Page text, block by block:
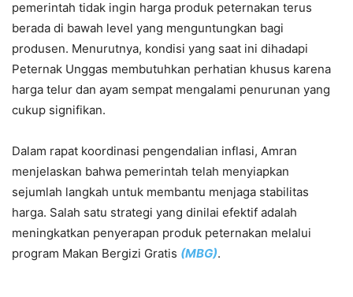
pemerintah tidak ingin harga produk peternakan terus
berada di bawah level yang menguntungkan bagi
produsen. Menurutnya, kondisi yang saat ini dihadapi
Peternak Unggas membutuhkan perhatian khusus karena
harga telur dan ayam sempat mengalami penurunan yang
cukup signifikan.
Dalam rapat koordinasi pengendalian inflasi, Amran
menjelaskan bahwa pemerintah telah menyiapkan
sejumlah langkah untuk membantu menjaga stabilitas
harga. Salah satu strategi yang dinilai efektif adalah
meningkatkan penyerapan produk peternakan melalui
program Makan Bergizi Gratis (MBG).